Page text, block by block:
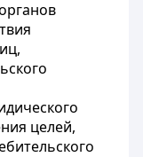
целей,